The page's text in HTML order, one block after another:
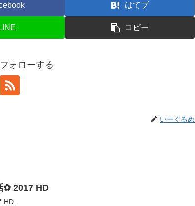
はてブ
LINE コピー
ォローする
いーぐるめ
✿ 2017 HD
.